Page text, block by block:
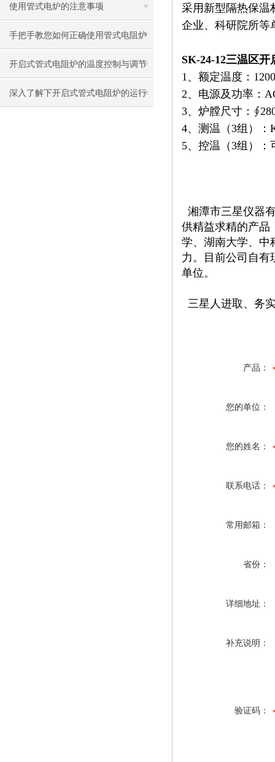
方法很重要
使用管式电炉的注意事项
手把手教您如何正确使用管式电阻炉
开启式管式电阻炉的温度控制与调节
方法
深入了解下开启式管式电阻炉的运行
采用新型隔热保温
企业、科研院所等
SK-24-12三温区
1、额定温度：
2、电源及功率：
3、炉膛尺寸：
4、测温（3组）
5、控温（3组）
湘潭市三星仪器
供精益求精的产品
学、湖南大学、中
力。目前公司自有
单位。
三星人进取、务
产品：
您的单位：
您的姓名：
联系电话：
常用邮箱：
省份：
详细地址：
补充说明：
验证码：